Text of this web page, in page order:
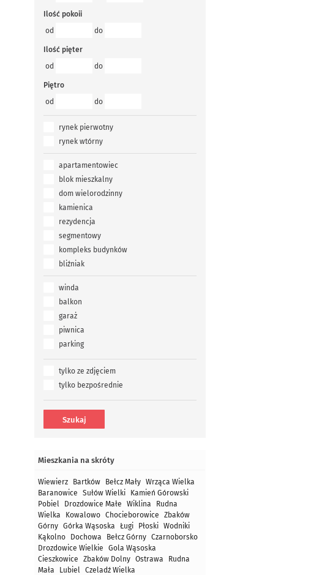
Ilość pokoii
od
do
Ilość pięter
od
do
Piętro
od
do
rynek pierwotny
rynek wtórny
apartamentowiec
blok mieszkalny
dom wielorodzinny
kamienica
rezydencja
segmentowy
kompleks budynków
bliźniak
winda
balkon
garaż
piwnica
parking
tylko ze zdjęciem
tylko bezpośrednie
Mieszkania na skróty
Wiewierz Bartków Bełcz Mały Wrząca Wielka
Baranowice
Sułów Wielki
Kamień Górowski
Pobiel
Drozdowice Małe Wiklina
Rudna
Wielka
Kowalowo Chocieborowice
Zbaków
Górny Górka Wąsoska Ługi Płoski Wodniki
Kąkolno
Dochowa Bełcz Górny Czarnoborsko
Drozdowice Wielkie
Gola Wąsoska
Cieszkowice
Zbaków Dolny Ostrawa
Rudna
Mała
Lubiel Czeladź Wielka